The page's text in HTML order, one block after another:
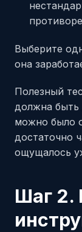
Выберите
она
Полезный
должна быть
можно было
достаточно
ощущалось
Шаг 2.